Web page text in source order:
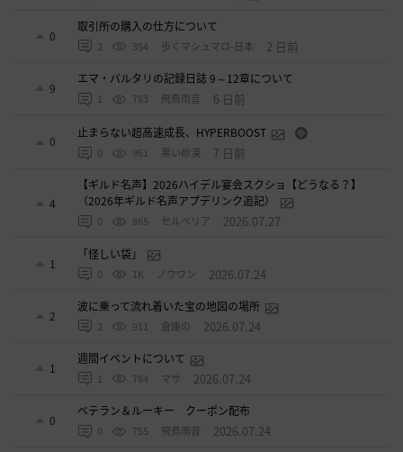
0
取引所の購入の仕方について
2 354 歩くマシュマロ-日本 2 日前
9
エマ・バルタリの記録日誌 9～12章について
1 783 飛鳥雨音 6 日前
0
止まらない超高速成長、HYPERBOOST
0 961 黒い砂漠 7 日前
4
【ギルド名声】2026ハイデル宴会スクショ【どうなる？】
（2026年ギルド名声アプデリンク追記）
0 865 セルベリア 2026.07.27
1
「怪しい袋」
0 1K ノウワン 2026.07.24
2
波に乗って流れ着いた宝の地図の場所
2 911 倉庫の 2026.07.24
1
週間イベントについて
1 784 マサ 2026.07.24
0
ベテラン＆ルーキー クーポン配布
0 755 飛鳥雨音 2026.07.24